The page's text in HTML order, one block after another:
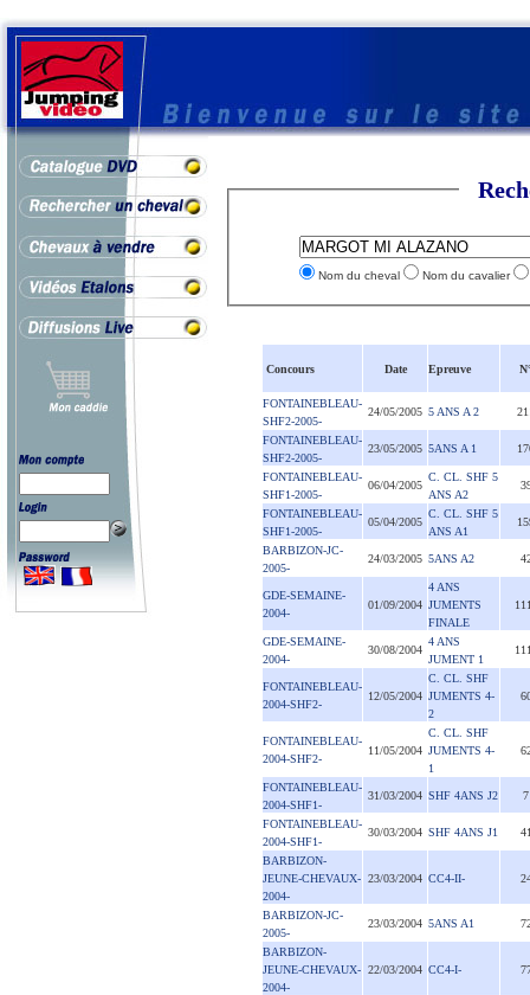
Nom du cheval Nom du cavalier
Concours Date Epreuve
FONTAINEBLEAU-
SHF2-2005-
24/05/2005 5 ANS A 2
FONTAINEBLEAU-
SHF2-2005-
23/05/2005 5ANS A 1
FONTAINEBLEAU-
SHF1-2005-
06/04/2005
C. CL. SHF 5
ANS A2
FONTAINEBLEAU-
SHF1-2005-
05/04/2005
C. CL. SHF 5
ANS A1
BARBIZON-JC-
2005-
24/03/2005 5ANS A2
GDE-SEMAINE-
2004-
01/09/2004
4 ANS
JUMENTS
FINALE
GDE-SEMAINE-
2004-
30/08/2004
4 ANS
JUMENT 1
FONTAINEBLEAU-
2004-SHF2-
12/05/2004
C. CL. SHF
JUMENTS 4-
2
FONTAINEBLEAU-
2004-SHF2-
11/05/2004
C. CL. SHF
JUMENTS 4-
1
FONTAINEBLEAU-
2004-SHF1-
31/03/2004 SHF 4ANS J2 7
FONTAINEBLEAU-
2004-SHF1-
30/03/2004 SHF 4ANS J1
BARBIZON-
JEUNE-CHEVAUX-
2004-
23/03/2004 CC4-II-
BARBIZON-JC-
2005-
23/03/2004 5ANS A1
BARBIZON-
JEUNE-CHEVAUX-
2004-
22/03/2004 CC4-I-